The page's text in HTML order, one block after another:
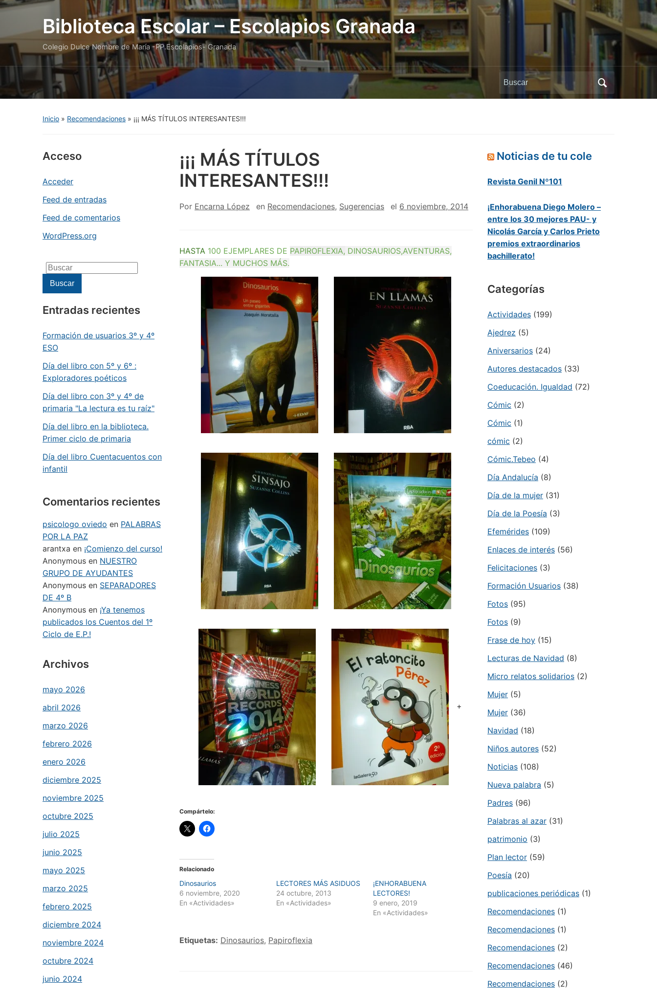
Biblioteca Escolar – Escolapios Granada
Colegio Dulce Nombre de María -PP.Escolapios- Granada
Buscar:
Inicio » Recomendaciones » ¡¡¡ MÁS TÍTULOS INTERESANTES!!!
Acceso
Acceder
Feed de entradas
Feed de comentarios
WordPress.org
Buscar:
Buscar
Entradas recientes
Formación de usuarios 3º y 4º
ESO
Día del libro con 5º y 6º :
Exploradores poéticos
Día del libro con 3º y 4º de
primaria "La lectura es tu raíz"
Día del libro en la biblioteca.
Primer ciclo de primaria
Día del libro Cuentacuentos con
infantil
Comentarios recientes
psicologo oviedo en PALABRAS
POR LA PAZ
arantxa en ¡Comienzo del curso!
Anonymous en NUESTRO
GRUPO DE AYUDANTES
Anonymous en SEPARADORES
DE 4º B
Anonymous en ¡Ya tenemos
publicados los Cuentos del 1º
Ciclo de E.P.!
Archivos
mayo 2026
abril 2026
marzo 2026
febrero 2026
enero 2026
diciembre 2025
noviembre 2025
octubre 2025
julio 2025
junio 2025
mayo 2025
marzo 2025
febrero 2025
diciembre 2024
noviembre 2024
octubre 2024
junio 2024
¡¡¡ MÁS TÍTULOS
INTERESANTES!!!
Por Encarna López en Recomendaciones, Sugerencias el 6 noviembre, 2014
HASTA 100 EJEMPLARES DE PAPIROFLEXIA, DINOSAURIOS,AVENTURAS,
FANTASIA... Y MUCHOS MÁS.
+
Compártelo:
Relacionado
Dinosaurios
6 noviembre, 2020
En «Actividades»
LECTORES MÁS ASIDUOS
24 octubre, 2013
En «Actividades»
¡ENHORABUENA
LECTORES!
9 enero, 2019
En «Actividades»
Etiquetas: Dinosaurios, Papiroflexia
Noticias de tu cole
Revista Genil Nº101
¡Enhorabuena Diego Molero –
entre los 30 mejores PAU- y
Nicolás García y Carlos Prieto
premios extraordinarios
bachillerato!
Categorías
Actividades (199)
Ajedrez (5)
Aniversarios (24)
Autores destacados (33)
Coeducación. Igualdad (72)
Cómic (2)
Cómic (1)
cómic (2)
Cómic.Tebeo (4)
Día Andalucía (8)
Día de la mujer (31)
Día de la Poesía (3)
Efemérides (109)
Enlaces de interés (56)
Felicitaciones (3)
Formación Usuarios (38)
Fotos (95)
Fotos (9)
Frase de hoy (15)
Lecturas de Navidad (8)
Micro relatos solidarios (2)
Mujer (5)
Mujer (36)
Navidad (18)
Niños autores (52)
Noticias (108)
Nueva palabra (5)
Padres (96)
Palabras al azar (31)
patrimonio (3)
Plan lector (59)
Poesía (20)
publicaciones periódicas (1)
Recomendaciones (1)
Recomendaciones (1)
Recomendaciones (2)
Recomendaciones (46)
Recomendaciones (2)